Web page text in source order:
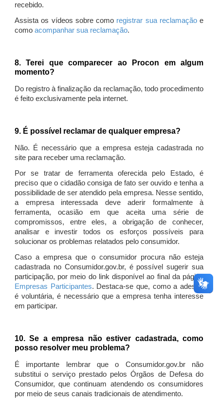
recebido.
Assista os vídeos sobre como registrar sua reclamaçãoe
como acompanhar sua reclamação.
8. Terei que comparecer ao Procon em algum
momento?
Do registro à finalização da reclamação, todo procedimento
é feito exclusivamente pela internet.
9. É possível reclamar de qualquer empresa?
Não. É necessário que a empresa esteja cadastrada no
site para receber uma reclamação.
Por se tratar de ferramenta oferecida pelo Estado, é
preciso que o cidadão consiga de fato ser ouvido e tenha a
possibilidade de ser atendido pela empresa. Nesse sentido,
a empresa interessada deve aderir formalmente à
ferramenta, ocasião em que aceita uma série de
compromissos, entre eles, a obrigação de conhecer,
analisar e investir todos os esforços possíveis para
solucionar os problemas relatados pelo consumidor.
Caso a empresa que o consumidor procura não esteja
cadastrada no Consumidor.gov.br, é possível sugerir sua
participação, por meio do link disponível ao final da página
Empresas Participantes. Destaca-se que, como a adesão
é voluntária, é necessário que a empresa tenha interesse
em participar.
10. Se a empresa não estiver cadastrada, como
posso resolver meu problema?
É importante lembrar que o Consumidor.gov.br não
substitui o serviço prestado pelos Órgãos de Defesa do
Consumidor, que continuam atendendo os consumidores
por meio de seus canais tradicionais de atendimento.